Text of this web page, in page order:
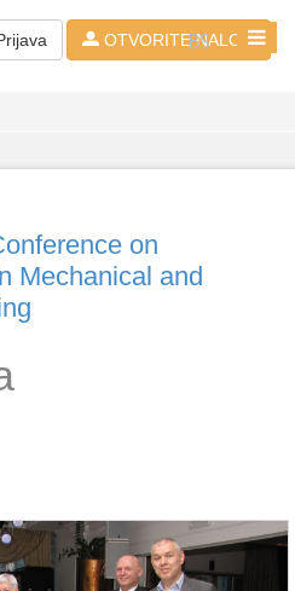
OTVORITE NALOG
BS
on
Mechanical and